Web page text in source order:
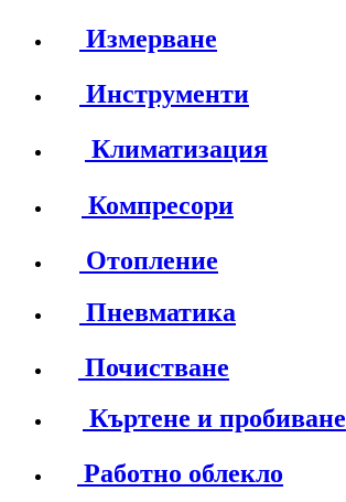
Измерване
Инструменти
Климатизация
Компресори
Отопление
Пневматика
Почистване
Къртене и пробиване
Работно облекло